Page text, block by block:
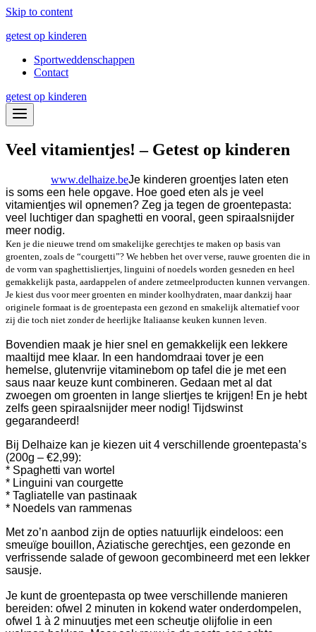
Skip to content
getest op kinderen
Sportweddenschappen
Contact
getest op kinderen
Veel vitamientjes! – Getest op kinderen
www.delhaize.beJe kinderen groentjes laten eten
is soms een hele opgave. Hoe goed eten als je veel
vitamientjes wil opnemen? Zeg ja tegen de groentepasta:
veel luchtiger dan spaghetti en vooral, geen spiraalsnijder
meer nodig.
Ken je die nieuwe trend om smakelijke gerechtjes te maken op basis van
groenten, zoals de “courgetti”? We hebben het over verse, rauwe groenten die in
de vorm van spaghettisliertjes, linguini of noedels worden gesneden en heel
gemakkelijk pasta, aardappelen of andere zetmeelproducten kunnen vervangen.
Je kiest dus voor meer groenten en minder koolhydraten, maar dankzij haar
originele formaat is de groentepasta een gezond en smakelijk alternatief voor
zij die toch niet zonder de heerlijke Italiaanse keuken kunnen leven.
Bovendien maak je hier snel en gemakkelijk een lekkere
maaltijd mee klaar. In een handomdraai tover je een
hemelse, glutenvrije vitaminebom op tafel die je met een
saus naar keuze kunt combineren. Gedaan met al dat
zwoegen om groenten in lange sliertjes te krijgen! En je hebt
zelfs geen spiraalsnijder meer nodig! Tijdswinst
gegarandeerd!
Bij Delhaize kan je kiezen uit 4 verschillende groentepasta’s
(200g – €2,99):
* Spaghetti van wortel
* Linguini van courgette
* Tagliatelle van pastinaak
* Noedels van rammenas
Met zo’n aanbod zijn de opties natuurlijk eindeloos: een
smeuïge bouillon, Aziatische gerechtjes, een gezonde en
verfrissende salade of gewoon gecombineerd met een lekker
sausje.
Je kunt de groentepasta op twee verschillende manieren
bereiden: ofwel 2 minuten in kokend water onderdompelen,
ofwel 1 à 2 minuutjes met een scheutje olijfolie in een